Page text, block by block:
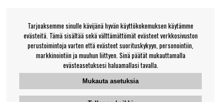
Tarjoaksemme sinulle kävijänä hyvän käyttökokemuksen käytämme
evästeitä. Tämä sisältää sekä välttämättömät evästeet verkkosivuston
perustoimintoja varten että evästeet suorituskykyyn, personointiin,
markkinointiin ja muuhun liittyen. Sinä päätät mukauttamalla
evästeasetuksesi haluamallasi tavalla.
Mukauta asetuksia